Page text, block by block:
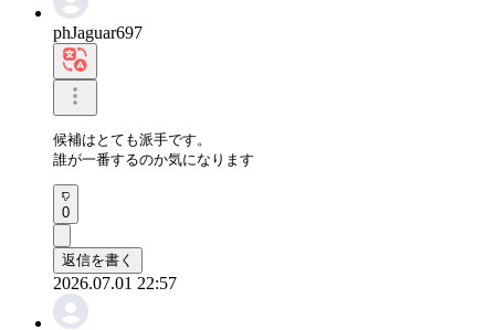
phJaguar697
候補はとても派手です。
誰が一番するのか気になります
0
返信を書く
2026.07.01 22:57